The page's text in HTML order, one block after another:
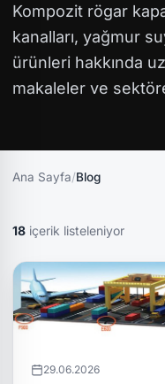
Kompozit rögar
kanalları, yağmur
ürünleri hakkında
makaleler ve
Ana Sayfa/Blog
18 içerik listeleniyor
29.06.2026